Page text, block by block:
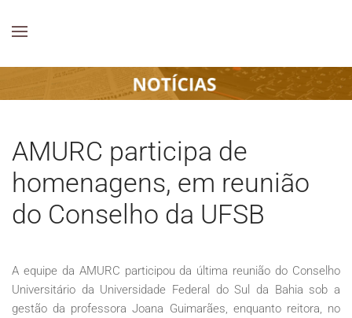
AMURC participa de
homenagens, em reunião
do Conselho da UFSB
A equipe da AMURC participou da última reunião do Conselho
Universitário da Universidade Federal do Sul da Bahia sob a
gestão da professora Joana Guimarães, enquanto reitora, no